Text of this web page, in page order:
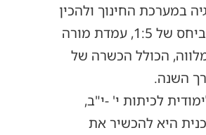
שילוב הטכנולוגיה במערכת החינוך ולהכין
את תלמידי ירושלים לחיים בסביבה דיגיטלית. המהלך יכלול רכישת מחשבים ניידים ללמידה ביחס של 1:5, עמדת מורה
הכולל הכשרה של
השנה.
לכיתות י' -י"ב,
היא להכשיר את